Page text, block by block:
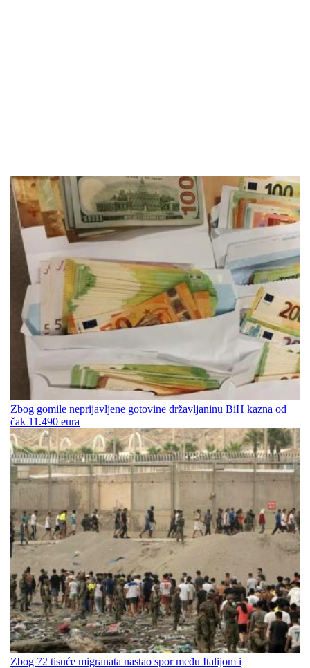
Zbog gomile neprijavljene gotovine državljaninu BiH kazna od
čak 11.490 eura
Zbog 72 tisuće migranata nastao spor među Italijom i